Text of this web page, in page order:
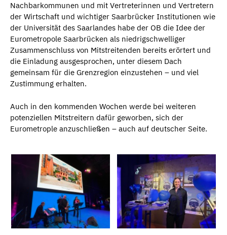
Nachbarkommunen und mit Vertreterinnen und Vertretern
der Wirtschaft und wichtiger Saarbrücker Institutionen wie
der Universität des Saarlandes habe der OB die Idee der
Eurometropole Saarbrücken als niedrigschwelliger
Zusammenschluss von Mitstreitenden bereits erörtert und
die Einladung ausgesprochen, unter diesem Dach
gemeinsam für die Grenzregion einzustehen – und viel
Zustimmung erhalten.
Auch in den kommenden Wochen werde bei weiteren
potenziellen Mitstreitern dafür geworben, sich der
Eurometrople anzuschließen – auch auf deutscher Seite.